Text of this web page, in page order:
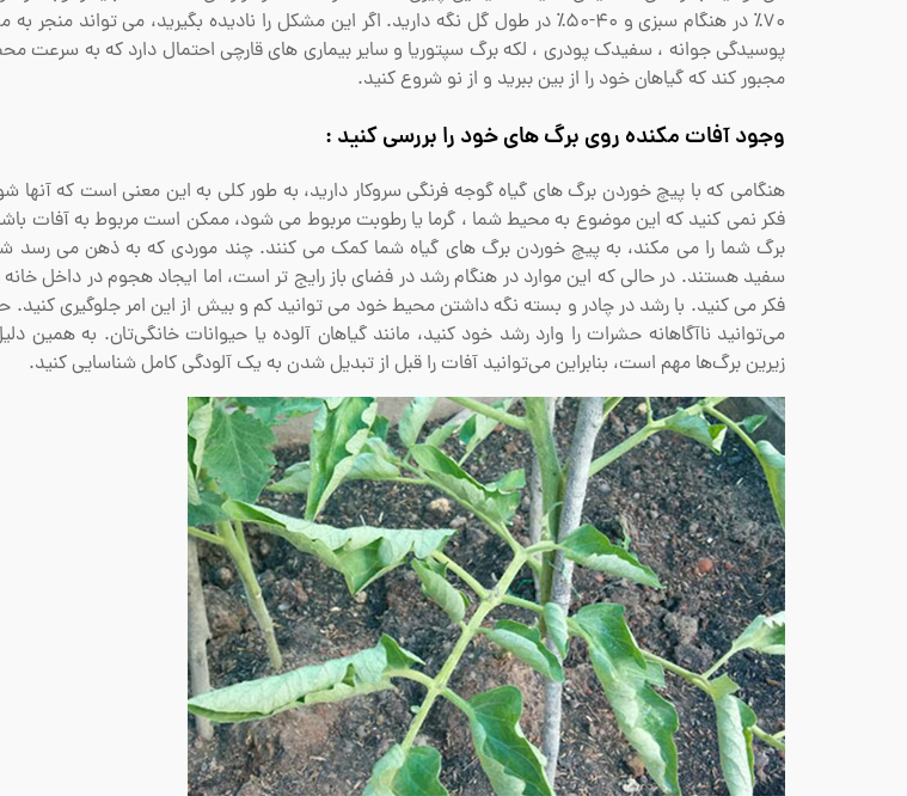
70٪ در هنگام سبزی و 40-50٪ در طول گل نگه دارید. اگر این مشکل را نادیده بگیرید، می
پوسیدگی جوانه ، سفیدک پودری ، لکه برگ سپتوریا و سایر بیماری های قارچی احتمال دارد که به سرعت
مجبور کند که گیاهان خود را از بین ببرید و از نو شروع کنید.
وجود آفات مکنده روی برگ های خود را بررسی کنید :
هنگامی که با پیچ خوردن برگ های گیاه گوجه فرنگی سروکار دارید، به طور کلی به این معنی است که آنها
فکر نمی کنید که این موضوع به محیط شما ، گرما یا رطوبت مربوط می شود، ممکن است مربوط به آفات
برگ شما را می مکند، به پیچ خوردن برگ های گیاه شما کمک می کنند. چند موردی که به ذهن می
سفید هستند. در حالی که این موارد در هنگام رشد در فضای باز رایج تر است، اما ایجاد هجوم در داخل
فکر می کنید. با رشد در چادر و بسته نگه داشتن محیط خود می توانید کم و بیش از این امر جلوگیری کنید.
می‌توانید ناآگاهانه حشرات را وارد رشد خود کنید، مانند گیاهان آلوده یا حیوانات خانگی‌تان. به
زیرین برگ‌ها مهم است، بنابراین می‌توانید آفات را قبل از تبدیل شدن به یک آلودگی کامل شناسایی کنید.